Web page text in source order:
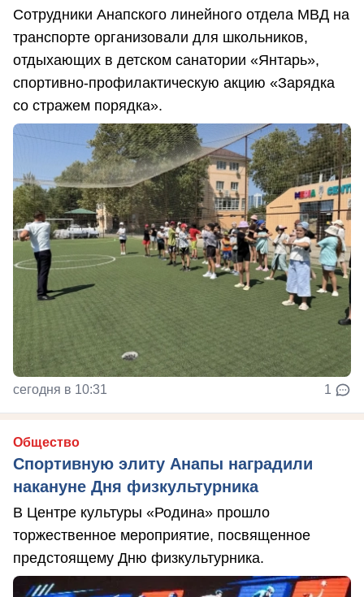
Сотрудники Анапского линейного отдела МВД на
транспорте организовали для школьников,
отдыхающих в детском санатории «Янтарь»,
спортивно-профилактическую акцию «Зарядка
со стражем порядка».
сегодня в 10:31 1
Общество
Спортивную элиту Анапы наградили
накануне Дня физкультурника
В Центре культуры «Родина» прошло
торжественное мероприятие, посвященное
предстоящему Дню физкультурника.